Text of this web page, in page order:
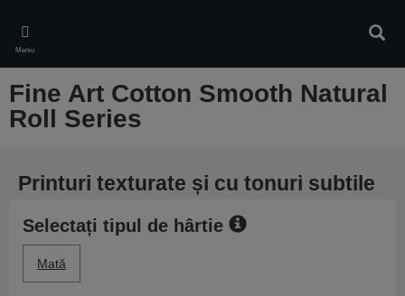
main
content
Meniu
Fine Art Cotton Smooth Natural
Roll Series
Printuri texturate și cu tonuri subtile
Selectați tipul de hârtie
Mată